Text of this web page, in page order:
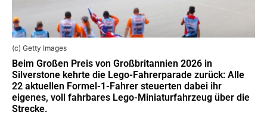
(c) Getty Images
Beim Großen Preis von Großbritannien 2026 in
Silverstone kehrte die Lego-Fahrerparade zurück: Alle
22 aktuellen Formel-1-Fahrer steuerten dabei ihr
eigenes, voll fahrbares Lego-Miniaturfahrzeug über die
Strecke.